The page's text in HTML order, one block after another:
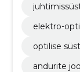
elektro-
optilise
andurite